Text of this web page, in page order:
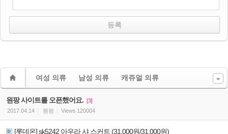
여성 의류 남성 의류 캐쥬얼 의류
원팡 사이트를 오픈했어요. [3]
2017.04.14
원팡 Views 120004
[롯데온] sk5242 아우라 샤 스커트 (31,000원/31,000원)